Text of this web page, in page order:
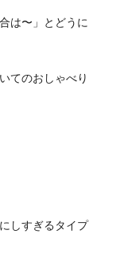
は〜」とどうに
てのおしゃべり
しすぎるタイプ